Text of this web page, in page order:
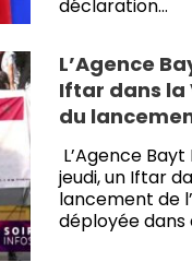
déclaration…
L’Agence
Iftar dans la
du
L’Agence
jeudi, un Iftar
lancement de
déployée